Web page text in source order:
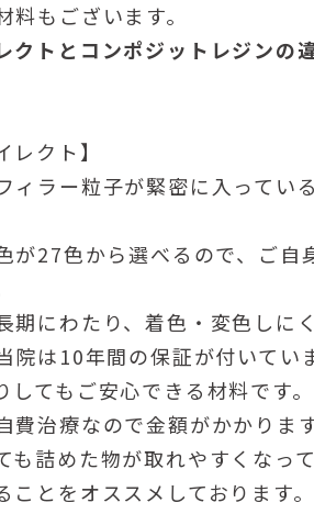
料もございます。
クトとコンポジットレジンの
レクト】
ラー粒子が緊密に入ってい
27色から選べるので、ご自
にわたり、着色・変色しにく
は10年間の保証が付いてい
てもご安心できる材料です。
治療なので金額がかかりま
も詰めた物が取れやすくなっ
ことをオススメしております。